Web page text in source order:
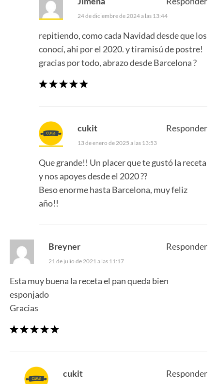
24 de diciembre de 2024 a las 13:44
repitiendo, como cada Navidad desde que los
conocí, ahi por el 2020. y tiramisú de postre!
gracias por todo, abrazo desde Barcelona ?
cukit
13 de enero de 2025 a las 13:53
Que grande!! Un placer que te gustó la receta
y nos apoyes desde el 2020 ??
Beso enorme hasta Barcelona, muy feliz
año!!
Responder
Breyner
21 de julio de 2021 a las 11:17
Esta muy buena la receta el pan queda bien
esponjado
Gracias
Responder
cukit Responder